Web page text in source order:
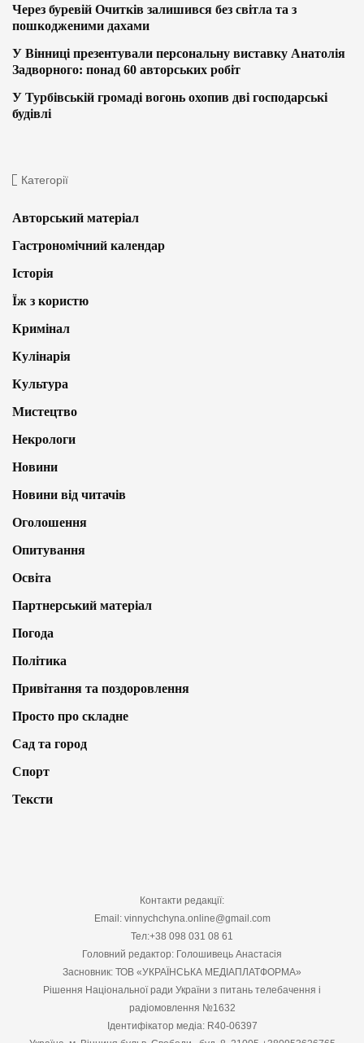
Через буревій Очитків залишився без світла та з
пошкодженими дахами
У Вінниці презентували персональну виставку Анатолія
Задворного: понад 60 авторських робіт
У Турбівській громаді вогонь охопив дві господарські
будівлі
Категорії
Авторський матеріал
Гастрономічний календар
Історія
Їж з користю
Кримінал
Кулінарія
Культура
Мистецтво
Некрологи
Новини
Новини від читачів
Оголошення
Опитування
Освіта
Партнерський матеріал
Погода
Політика
Привітання та поздоровлення
Просто про складне
Сад та город
Спорт
Тексти
Контакти редакції:
Email: vinnychchyna.online@gmail.com
Тел:+38 098 031 08 61
Головний редактор: Голошивець Анастасія
Засновник: ТОВ «УКРАЇНСЬКА МЕДІАПЛАТФОРМА»
Рішення Національної ради України з питань телебачення і
радіомовлення №1632
Ідентифікатор медіа: R40-06397